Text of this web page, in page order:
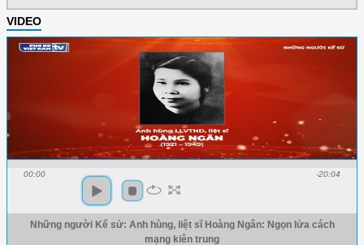
VIDEO
00:00 -20:04
Những người Kể sử: Anh hùng, liệt sĩ Hoàng Ngân: Ngọn lửa cách
mạng kiên trung